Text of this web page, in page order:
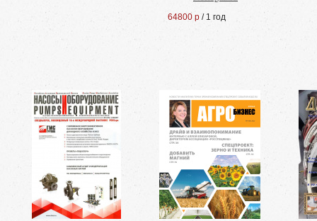
64800 р / 1 год